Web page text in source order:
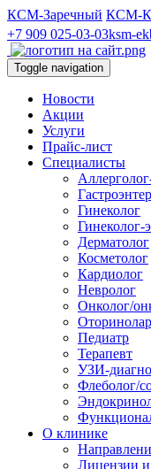
КСМ-Заречный КСМ-
+7 909 025-03-03ksm-
Toggle navigation
Новости
Акции
Услуги
Прайс-лист
Специалисты
Гинеколог
Гинеколог-
Дерматолог
Косметолог
Кардиолог
Невролог
Онколог/
Педиатр
Терапевт
УЗИ-
Флеболог/
О клинике
Лицензии